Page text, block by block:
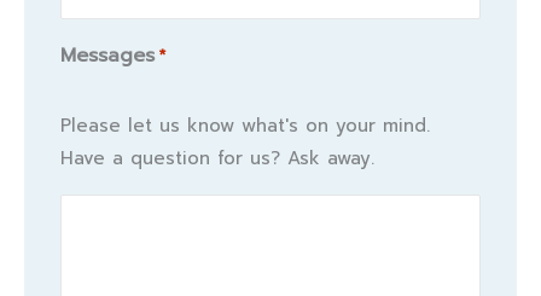
Messages *
Please let us know what's on your mind.
Have a question for us? Ask away.